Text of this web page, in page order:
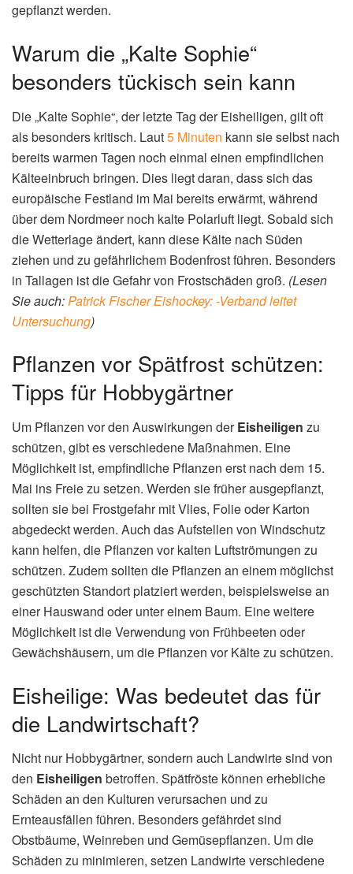
gepflanzt werden.
Warum die „Kalte Sophie“
besonders tückisch sein kann
Die „Kalte Sophie“, der letzte Tag der Eisheiligen, gilt oft
als besonders kritisch. Laut5 Minuten kann sie selbst nach
bereits warmen Tagen noch einmal einen empfindlichen
Kälteeinbruch bringen. Dies liegt daran, dass sich das
europäische Festland im Mai bereits erwärmt, während
über dem Nordmeer noch kalte Polarluft liegt. Sobald sich
die Wetterlage ändert, kann diese Kälte nach Süden
ziehen und zu gefährlichem Bodenfrost führen. Besonders
in Tallagen ist die Gefahr von Frostschäden groß. (Lesen
Sie auch:Patrick Fischer Eishockey: -Verband leitet
Untersuchung)
Pflanzen vor Spätfrost schützen:
Tipps für Hobbygärtner
Um Pflanzen vor den Auswirkungen derEisheiligen zu
schützen, gibt es verschiedene Maßnahmen. Eine
Möglichkeit ist, empfindliche Pflanzen erst nach dem 15.
Mai ins Freie zu setzen. Werden sie früher ausgepflanzt,
sollten sie bei Frostgefahr mit Vlies, Folie oder Karton
abgedeckt werden. Auch das Aufstellen von Windschutz
kann helfen, die Pflanzen vor kalten Luftströmungen zu
schützen. Zudem sollten die Pflanzen an einem möglichst
geschützten Standort platziert werden, beispielsweise an
einer Hauswand oder unter einem Baum. Eine weitere
Möglichkeit ist die Verwendung von Frühbeeten oder
Gewächshäusern, um die Pflanzen vor Kälte zu schützen.
Eisheilige: Was bedeutet das für
die Landwirtschaft?
Nicht nur Hobbygärtner, sondern auch Landwirte sind von
den Eisheiligen betroffen. Spätfröste können erhebliche
Schäden an den Kulturen verursachen und zu
Ernteausfällen führen. Besonders gefährdet sind
Obstbäume, Weinreben und Gemüsepflanzen. Um die
Schäden zu minimieren, setzen Landwirte verschiedene